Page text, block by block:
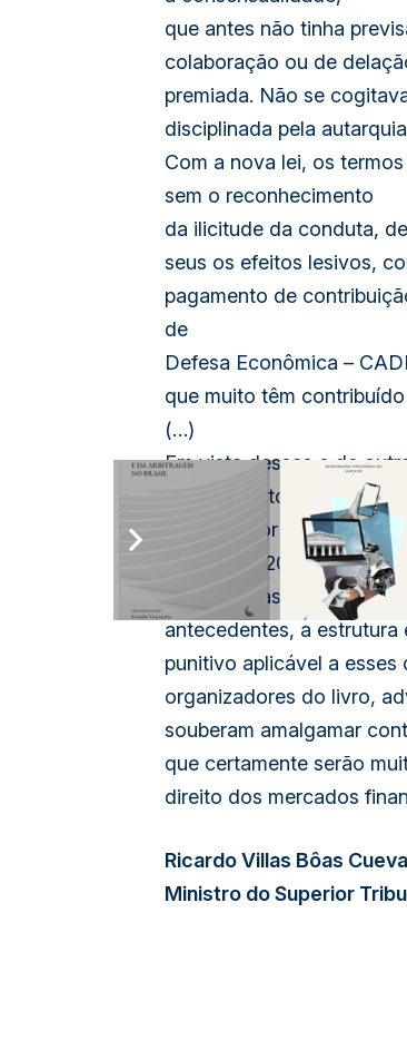
que antes não tinha
colaboração ou de
premiada. Não se
disciplinada pela
Com a nova lei, os
sem o reconhecimento
da ilicitude da conduta,
seus os efeitos lesivos,
pagamento de
de
Defesa Econômica –
que muito têm
(…)
Em vista dessas e de
ordenamento, não
sancionador nos
13.506, de 2017”. Trata-
especialistas, que
antecedentes, a
punitivo aplicável a esses
organizadores do livro,
souberam amalgamar
que certamente serão
direito dos mercados
Ricardo Villas Bôas Cueva
Ministro do Superior